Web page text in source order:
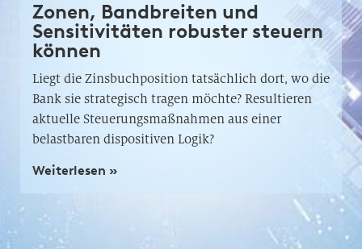
Zonen, Bandbreiten und
Sensitivitäten robuster steuern
können
Liegt die Zinsbuchposition tatsächlich dort, wo die
Bank sie strategisch tragen möchte? Resultieren
aktuelle Steuerungsmaßnahmen aus einer
belastbaren dispositiven Logik?
Weiterlesen »